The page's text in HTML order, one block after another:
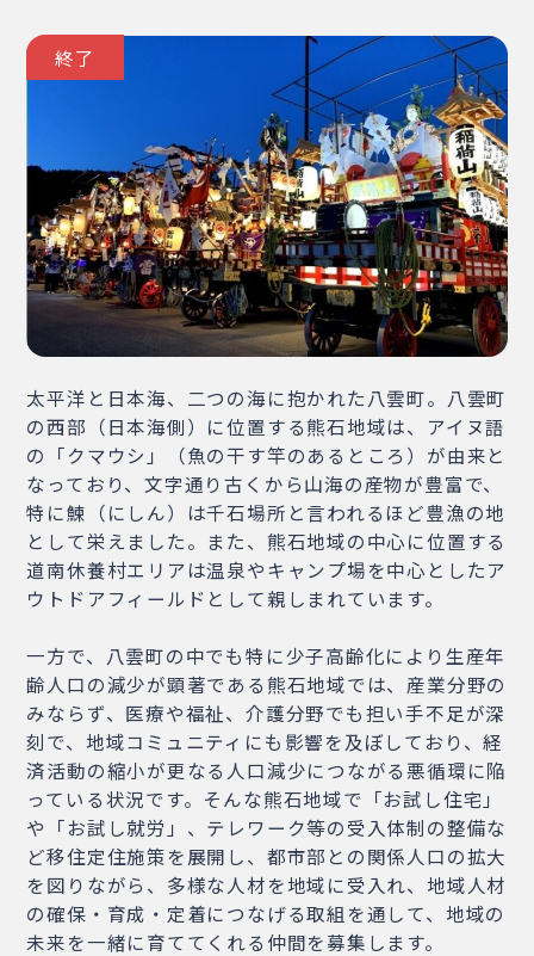
終了
太平洋と日本海、二つの海に抱かれた八雲町。八雲町
の西部（日本海側）に位置する熊石地域は、アイヌ語
の「クマウシ」（魚の干す竿のあるところ）が由来と
なっており、文字通り古くから山海の産物が豊富で、
特に鰊（にしん）は千石場所と言われるほど豊漁の地
として栄えました。また、熊石地域の中心に位置する
道南休養村エリアは温泉やキャンプ場を中心としたア
ウトドアフィールドとして親しまれています。
一方で、八雲町の中でも特に少子高齢化により生産年
齢人口の減少が顕著である熊石地域では、産業分野の
みならず、医療や福祉、介護分野でも担い手不足が深
刻で、地域コミュニティにも影響を及ぼしており、経
済活動の縮小が更なる人口減少につながる悪循環に陥
っている状況です。そんな熊石地域で「お試し住宅」
や「お試し就労」、テレワーク等の受入体制の整備な
ど移住定住施策を展開し、都市部との関係人口の拡大
を図りながら、多様な人材を地域に受入れ、地域人材
の確保・育成・定着につなげる取組を通して、地域の
未来を一緒に育ててくれる仲間を募集します。